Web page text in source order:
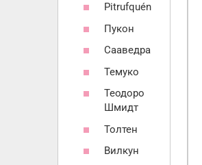
Pitrufquén
Пукон
Сааведра
Темуко
Теодоро
Шмидт
Толтен
Вилкун